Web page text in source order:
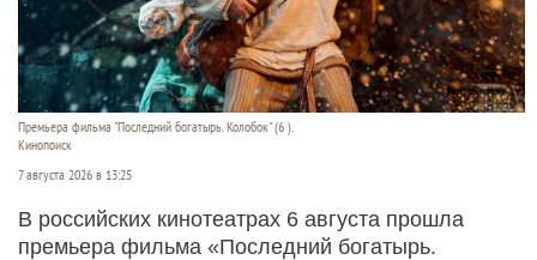
Премьера фильма "Последний богатырь. Колобок" (6 ).
Кинопоиск
7 августа 2026 в 13:25
В российских кинотеатрах 6 августа прошла
премьера фильма «Последний богатырь.